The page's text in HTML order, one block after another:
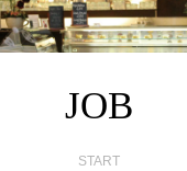
JOB
START